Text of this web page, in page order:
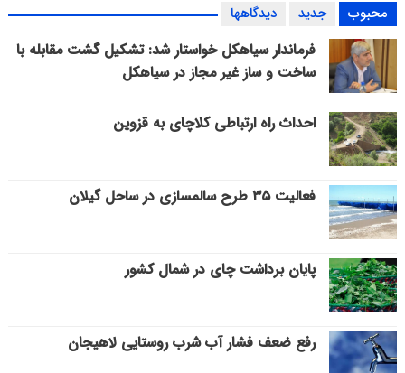
گزارش تصویری
شهرهای مراکز شهرستان های استان گیلان + گزارش تصویری
محبوب جدید دیدگاهها
فرماندار سیاهکل خواستار شد: تشکیل گشت مقابله با
ساخت و ساز غیر مجاز در سیاهکل
احداث راه ارتباطی کلاچای به قزوین
فعالیت ۳۵ طرح سالمسازی در ساحل گیلان
پایان برداشت چای در شمال کشور
رفع ضعف فشار آب شرب روستایی لاهیجان